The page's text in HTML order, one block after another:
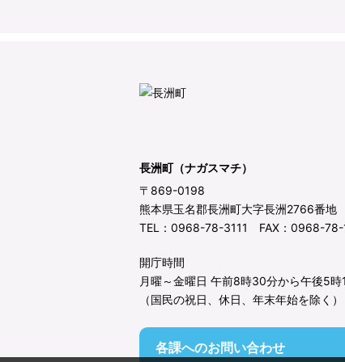
長洲町（ナガスマチ）
〒869-0198
熊本県玉名郡長洲町大字長洲2766番地
TEL：0968-78-3111 FAX：0968-
開庁時間
月曜～金曜日 午前8時30分から午後5時
（国民の祝日、休日、年末年始を除く）
各課へのお問い合わせ